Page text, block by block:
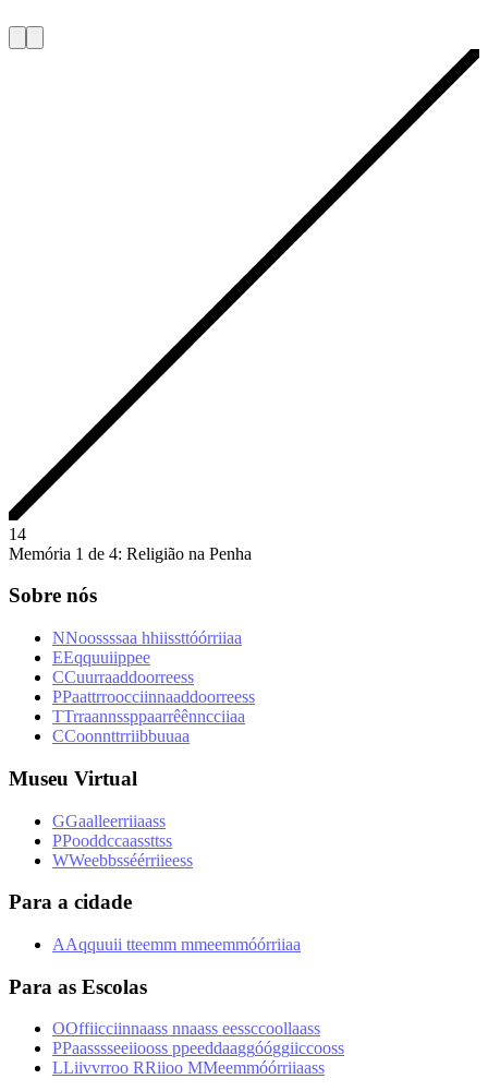
14
Memória 1 de 4: Religião na Penha
Sobre nós
NNoossssaa hhiissttóórriiaa
EEqquuiippee
CCuurraaddoorreess
PPaattrroocciinnaaddoorreess
TTrraannssppaarrêênncciiaa
CCoonnttrriibbuuaa
Museu Virtual
GGaalleerriiaass
PPooddccaassttss
WWeebbsséérriieess
Para a cidade
AAqquuii tteemm mmeemmóórriiaa
Para as Escolas
OOffiicciinnaass nnaass eessccoollaass
PPaasssseeiiooss ppeeddaaggóóggiiccooss
LLiivvrroo RRiioo MMeemmóórriiaass